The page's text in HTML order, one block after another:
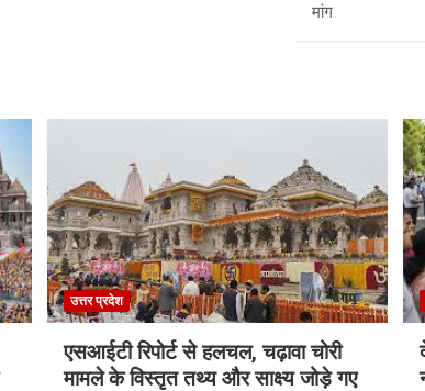
मांग
उत्तर प्रदेश
एसआईटी रिपोर्ट से हलचल, चढ़ावा चोरी
मामले के विस्तृत तथ्य और साक्ष्य जोड़े गए